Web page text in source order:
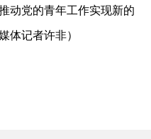
动党的青年工作实现新的
体记者许非）